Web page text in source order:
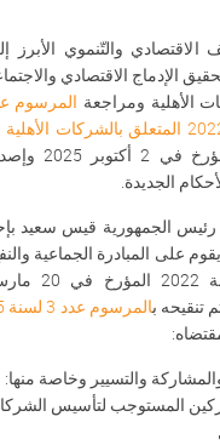
الاقتصادي والتّنموي الأبرز
الإدماج الاقتصادي
الأهلية ومراجعة
عدد 3 لسنة
الجديدة.
رئيس الجمهورية قيس سعيد
على المبادرة الجماعية
تنقيحه ب
والتسيير وخاصة منها:
المستوجب لتأسيس